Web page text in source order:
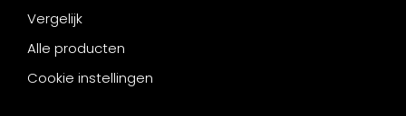
Vergelijk
Alle producten
Cookie instellingen